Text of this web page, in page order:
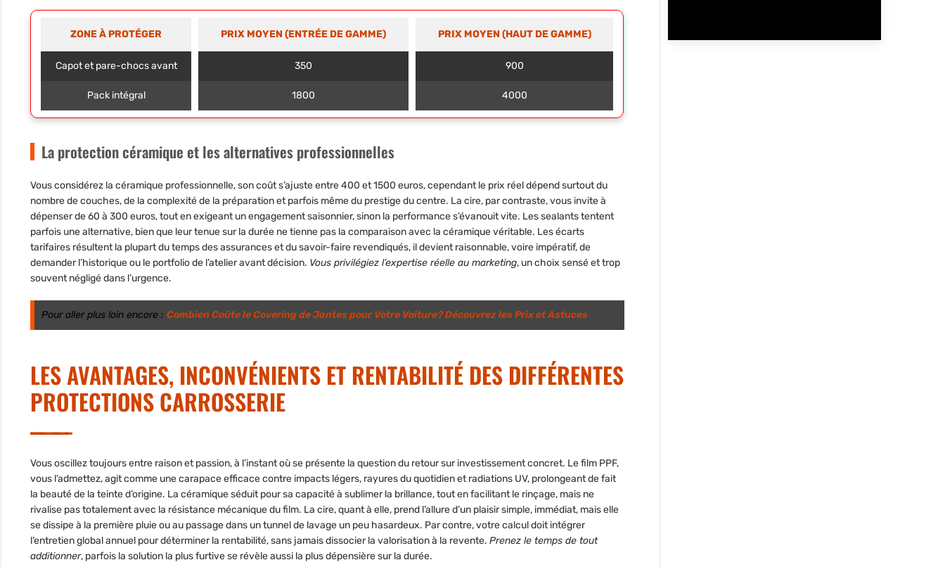
ZONE À PROTÉGER PRIX MOYEN (ENTRÉE DE GAMME) PRIX MOYEN (HAUT DE GAMME)
Capot et pare-chocs avant 350 900
Pack intégral 1800 4000
La protection céramique et les alternatives professionnelles
Vous considérez la céramique professionnelle, son coût s’ajuste entre 400 et 1500 euros, cependant le prix réel dépend surtout du
nombre de couches, de la complexité de la préparation et parfois même du prestige du centre. La cire, par contraste, vous invite à
dépenser de 60 à 300 euros, tout en exigeant un engagement saisonnier, sinon la performance s’évanouit vite. Les sealants tentent
parfois une alternative, bien que leur tenue sur la durée ne tienne pas la comparaison avec la céramique véritable. Les écarts
tarifaires résultent la plupart du temps des assurances et du savoir-faire revendiqués, il devient raisonnable, voire impératif, de
demander l’historique ou le portfolio de l’atelier avant décision. Vous privilégiez l’expertise réelle au marketing, un choix sensé et trop
souvent négligé dans l’urgence.
Pour aller plus loin encore : Combien Coûte le Covering de Jantes pour Votre Voiture? Découvrez les Prix et Astuces
LES AVANTAGES, INCONVÉNIENTS ET RENTABILITÉ DES DIFFÉRENTES
PROTECTIONS CARROSSERIE
Vous oscillez toujours entre raison et passion, à l’instant où se présente la question du retour sur investissement concret. Le film PPF,
vous l’admettez, agit comme une carapace efficace contre impacts légers, rayures du quotidien et radiations UV, prolongeant de fait
la beauté de la teinte d’origine. La céramique séduit pour sa capacité à sublimer la brillance, tout en facilitant le rinçage, mais ne
rivalise pas totalement avec la résistance mécanique du film. La cire, quant à elle, prend l’allure d’un plaisir simple, immédiat, mais elle
se dissipe à la première pluie ou au passage dans un tunnel de lavage un peu hasardeux. Par contre, votre calcul doit intégrer
l’entretien global annuel pour déterminer la rentabilité, sans jamais dissocier la valorisation à la revente. Prenez le temps de tout
additionner, parfois la solution la plus furtive se révèle aussi la plus dépensière sur la durée.